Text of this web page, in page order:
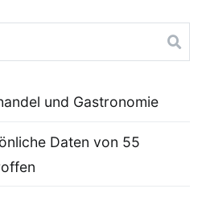
und Gastronomie
Daten von 55